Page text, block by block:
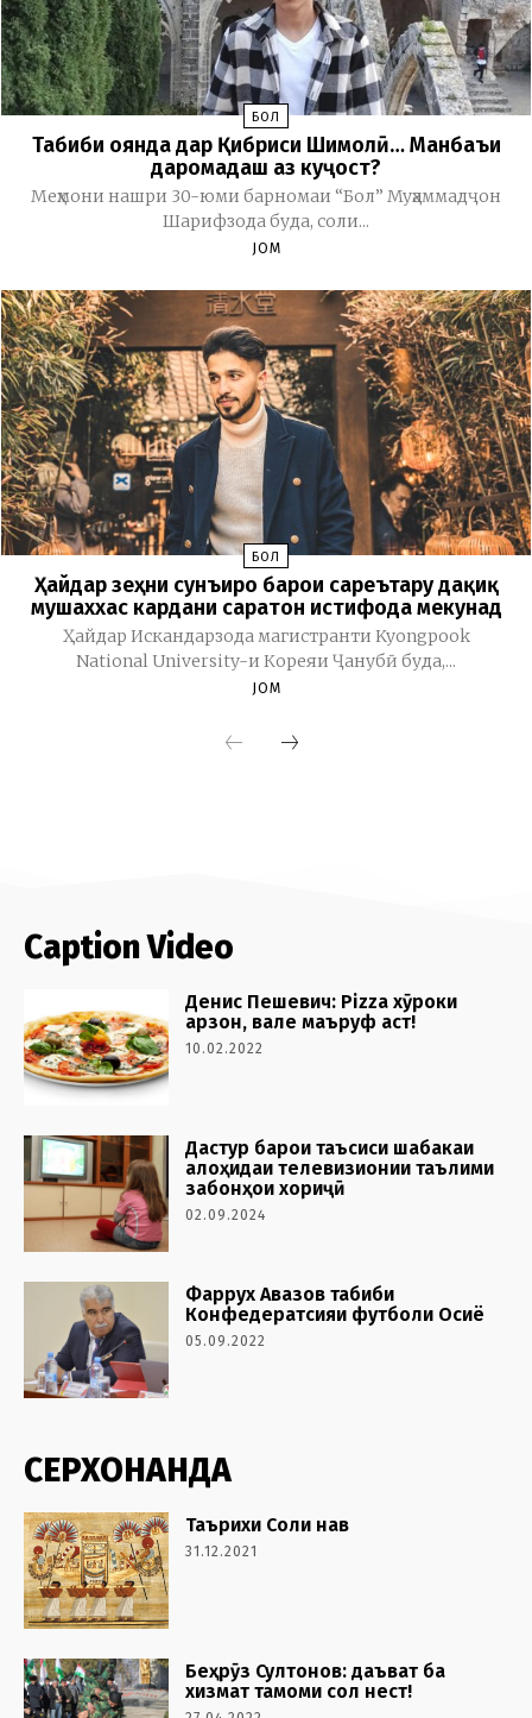
Caption Video
Денис Пешевич: Pizza хӯроки
арзон, вале маъруф аст!
10.02.2022
Дастур барои таъсиси шабакаи
алоҳидаи телевизионии таълими
забонҳои хориҷӣ
02.09.2024
Фаррух Авазов табиби
Конфедератсияи футболи Осиё
05.09.2022
СЕРХОНАНДА
Таърихи Соли нав
31.12.2021
Беҳрӯз Султонов: даъват ба
хизмат тамоми сол нест!